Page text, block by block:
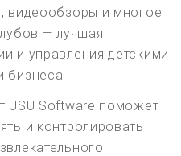
видеообзоры и многое
— лучшая
и управления детскими
бизнеса.
USU Software поможет
и контролировать